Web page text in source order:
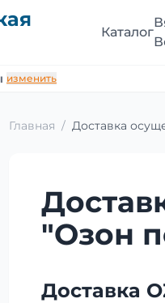
Каталог
изменить
Главная / Доставка
"Озон
Доставка